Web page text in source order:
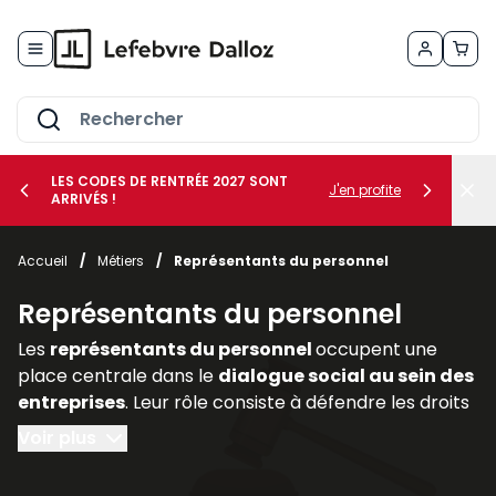
le sous-menu Vos métiers
le sous-menu Vos besoins
LES CODES DE RENTRÉE 2027 SONT
ARRIVÉS !
J'en profite
Accueil / Métiers / Représentants du personnel
Représentants du personnel
Les représentants du personneloccupent une
place centrale dans le dialogue social au sein des
entreprises. Leur rôle consiste à défendre les droits
et intérêts des salariés, à relayer leurs
préoccupations auprès de la direction et à